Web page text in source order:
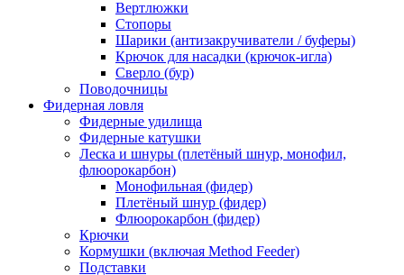
Вертлюжки
Стопоры
Шарики (антизакручиватели / буферы)
Крючок для насадки (крючок-игла)
Сверло (бур)
Поводочницы
Фидерная ловля
Фидерные удилища
Фидерные катушки
Леска и шнуры (плетёный шнур, монофил,
флюорокарбон)
Монофильная (фидер)
Плетёный шнур (фидер)
Флюорокарбон (фидер)
Крючки
Кормушки (включая Method Feeder)
Подставки